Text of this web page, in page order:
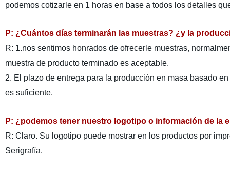
podemos cotizarle en 1 horas en base a todos los detalles
P: ¿Cuántos días terminarán las muestras? ¿y la
R: 1.nos sentimos honrados de ofrecerle muestras,
muestra de producto terminado es aceptable.
2. El plazo de entrega para la producción en masa basado
es suficiente.
P: ¿podemos tener nuestro logotipo o información de la
R: Claro. Su logotipo puede mostrar en los productos por
Serigrafía.